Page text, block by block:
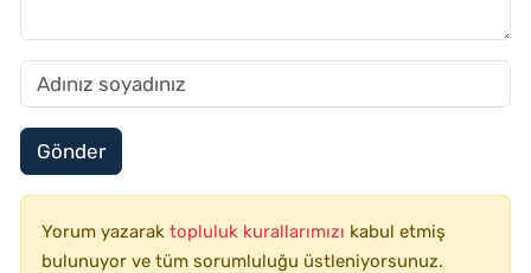
Gönder
Yorum yazarak topluluk kurallarımızı kabul etmiş
bulunuyor ve tüm sorumluluğu üstleniyorsunuz.